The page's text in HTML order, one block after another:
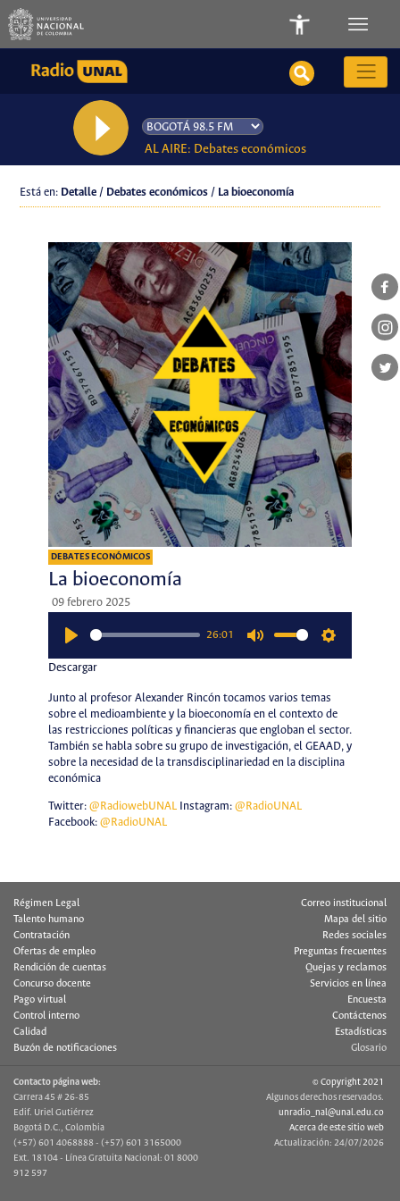
AL AIRE: Debates económicos
Está en: Detalle / Debates económicos / La bioeconomía
DEBATES ECONÓMICOS
La bioeconomía
09 febrero 2025
26:01
Descargar
Junto al profesor Alexander Rincón tocamos varios temas
sobre el medioambiente y la bioeconomía en el contexto de
las restricciones políticas y financieras que engloban el sector.
También se habla sobre su grupo de investigación, el GEAAD, y
sobre la necesidad de la transdisciplinariedad en la disciplina
económica
Twitter: @RadiowebUNALInstagram: @RadioUNAL
Facebook: @RadioUNAL
Régimen Legal
Talento humano
Contratación
Ofertas de empleo
Rendición de cuentas
Concurso docente
Pago virtual
Control interno
Calidad
Buzón de notificaciones
Correo institucional
Mapa del sitio
Redes sociales
Preguntas frecuentes
Quejas y reclamos
Servicios en línea
Encuesta
Contáctenos
Estadísticas
Glosario
Contacto página web:
Carrera 45 # 26-85
Edif. Uriel Gutiérrez
Bogotá D.C., Colombia
(+57) 601 4068888 - (+57) 601 3165000
Ext. 18104 - Línea Gratuita Nacional: 01 8000
912 597
© Copyright 2021
Algunos derechos reservados.
unradio_nal@unal.edu.co
Acerca de este sitio web
Actualización: 24/07/2026